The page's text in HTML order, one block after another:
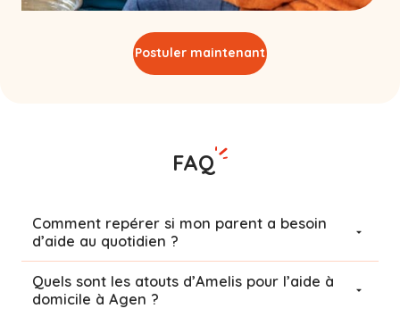
Postuler maintenant
FAQ
Comment repérer si mon parent a besoin
d’aide au quotidien ?
Quels sont les atouts d’Amelis pour l’aide à
domicile à Agen ?